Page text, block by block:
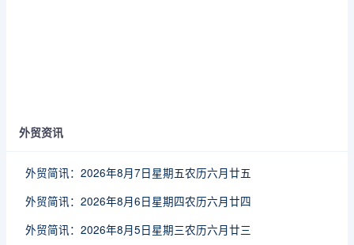
外贸资讯
外贸简讯：2026年8月7日星期五农历六月廿五
外贸简讯：2026年8月6日星期四农历六月廿四
外贸简讯：2026年8月5日星期三农历六月廿三